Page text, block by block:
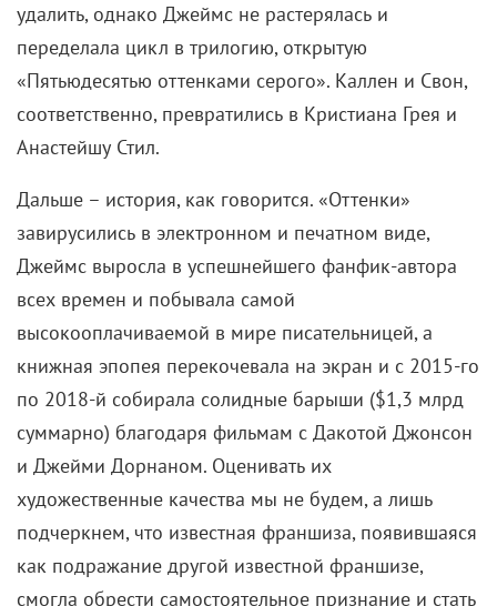
удалить, однако Джеймс не растерялась и
переделала цикл в трилогию, открытую
«Пятьюдесятью оттенками серого». Каллен и Свон,
соответственно, превратились в Кристиана Грея и
Анастейшу Стил.
Дальше – история, как говорится. «Оттенки»
завирусились в электронном и печатном виде,
Джеймс выросла в успешнейшего фанфик-автора
всех времен и побывала самой
высокооплачиваемой в мире писательницей, а
книжная эпопея перекочевала на экран и с 2015-го
по 2018-й собирала солидные барыши ($1,3 млрд
суммарно) благодаря фильмам с Дакотой Джонсон
и Джейми Дорнаном. Оценивать их
художественные качества мы не будем, а лишь
подчеркнем, что известная франшиза, появившаяся
как подражание другой известной франшизе,
смогла обрести самостоятельное признание и стать